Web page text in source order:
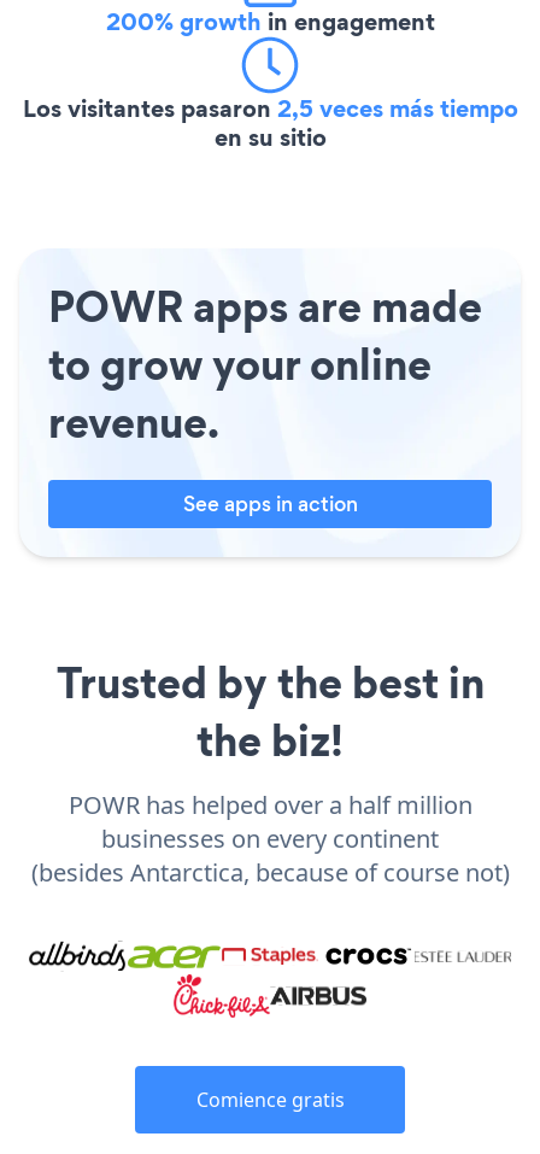
200% growth in engagement
Los visitantes pasaron 2,5 veces más tiempo
en su sitio
POWR apps are made
to grow your online
revenue.
See apps in action
Trusted by the best in
the biz!
POWR has helped over a half million
businesses on every continent
(besides Antarctica, because of course not)
Comience gratis